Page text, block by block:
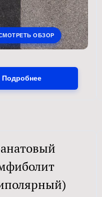
ОБЗОР
Подробнее